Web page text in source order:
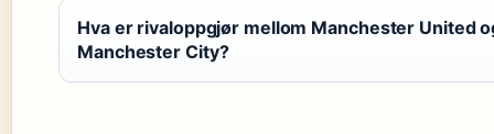
Hva er rivaloppgjør mellom Manchester United
Manchester City?